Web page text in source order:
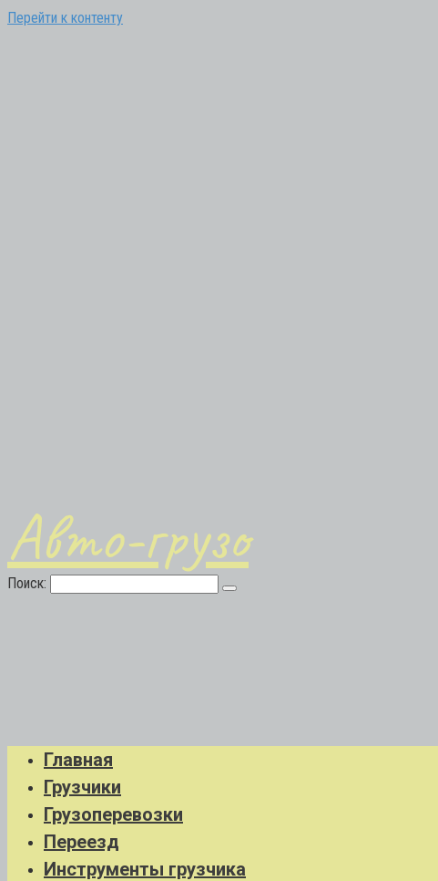
Перейти к контенту
Авто-грузо
Поиск:
Главная
Грузчики
Грузоперевозки
Переезд
Инструменты грузчика